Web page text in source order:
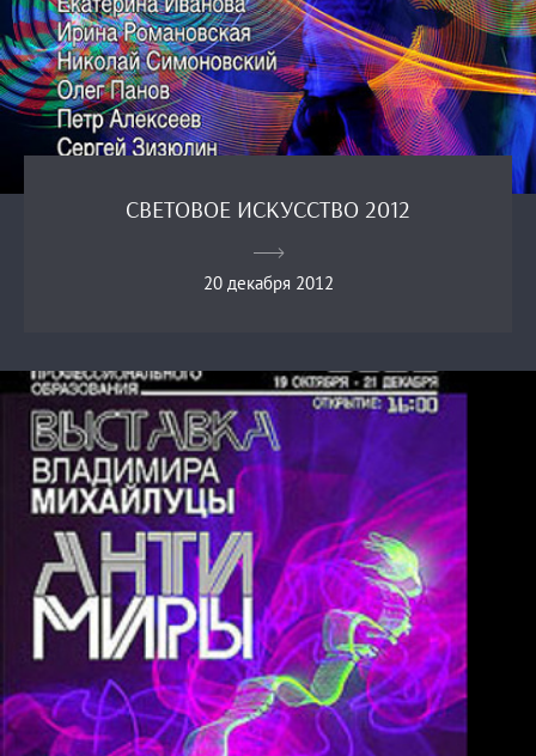
СВЕТОВОЕ ИСКУССТВО 2012
20 декабря 2012